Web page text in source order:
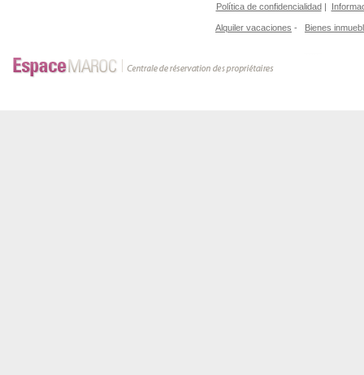
Política de confidencialidad|
Alquiler vacaciones - Bienes